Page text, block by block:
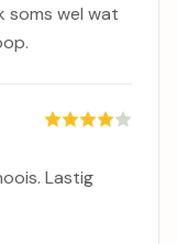
soms wel wat
Lastig